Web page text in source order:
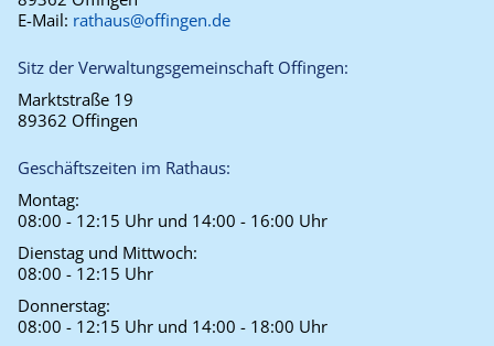
E-Mail: rathaus@offingen.de
Sitz der Verwaltungsgemeinschaft Offingen:
Marktstraße 19
89362 Offingen
Geschäftszeiten im Rathaus:
Montag:
08:00 - 12:15 Uhr und 14:00 - 16:00 Uhr
Dienstag und Mittwoch:
08:00 - 12:15 Uhr
Donnerstag:
08:00 - 12:15 Uhr und 14:00 - 18:00 Uhr